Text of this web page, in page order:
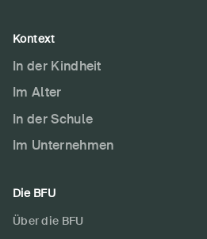
Kontext
In der Kindheit
Im Alter
In der Schule
Im Unternehmen
Die BFU
Über die BFU